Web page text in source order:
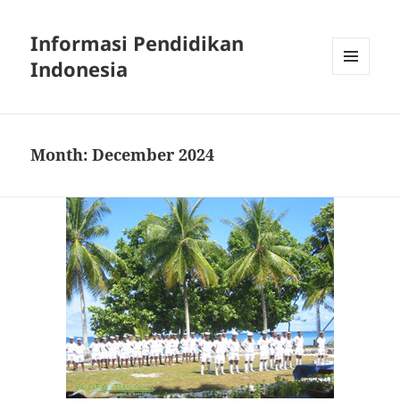
Informasi Pendidikan
Indonesia
Month:December 2024